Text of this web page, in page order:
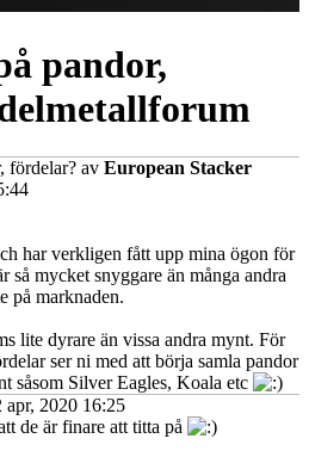
pandor,
fördelar? av European Stacker
har verkligen fått upp mina ögon för
så mycket snyggare än många andra
på marknaden.
lite dyrare än vissa andra mynt. För
ser ni med att börja samla pandor
såsom Silver Eagles, Koala etc
apr, 2020 16:25
de är finare att titta på